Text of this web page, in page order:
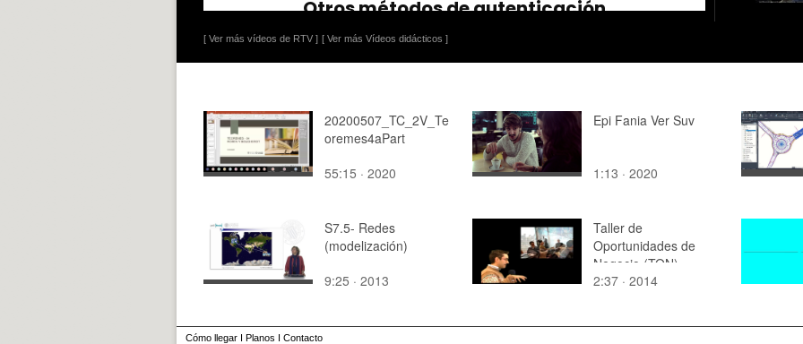
[ Ver más vídeos de RTV ] [ Ver más Vídeos didácticos ]
20200507_TC_2V_Te
oremes4aPart
55:15 · 2020
Epi Fania Ver Suv
1:13 · 2020
S7.5- Redes
(modelización)
9:25 · 2013
Taller de
Oportunidades de
Negocio (TON)
2:37 · 2014
Cómo llegar I Planos I Contacto